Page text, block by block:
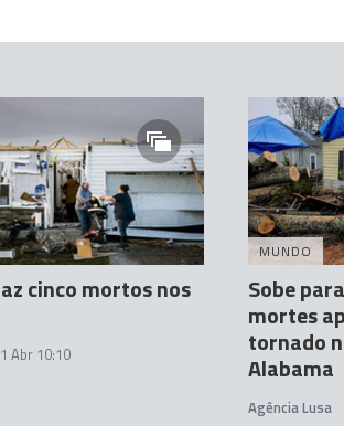
cinco mortos nos
1 Abr 10:10
MUNDO
Sobe
mortes
tornado
Alabama
Agência Lusa